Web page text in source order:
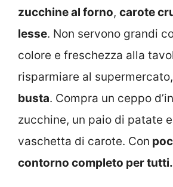
zucchine al forno, carote
lesse. Non servono grandi
colore e freschezza alla
risparmiare al supermercato,
busta. Compra un ceppo
zucchine, un paio di patate
vaschetta di carote. Con
contorno completo per tutti.